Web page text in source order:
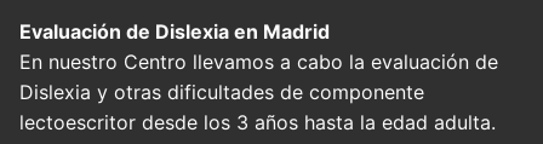
Evaluación de Dislexia en Madrid
En nuestro Centro llevamos a cabo la evaluación de
Dislexia y otras dificultades de componente
lectoescritor desde los 3 años hasta la edad adulta.